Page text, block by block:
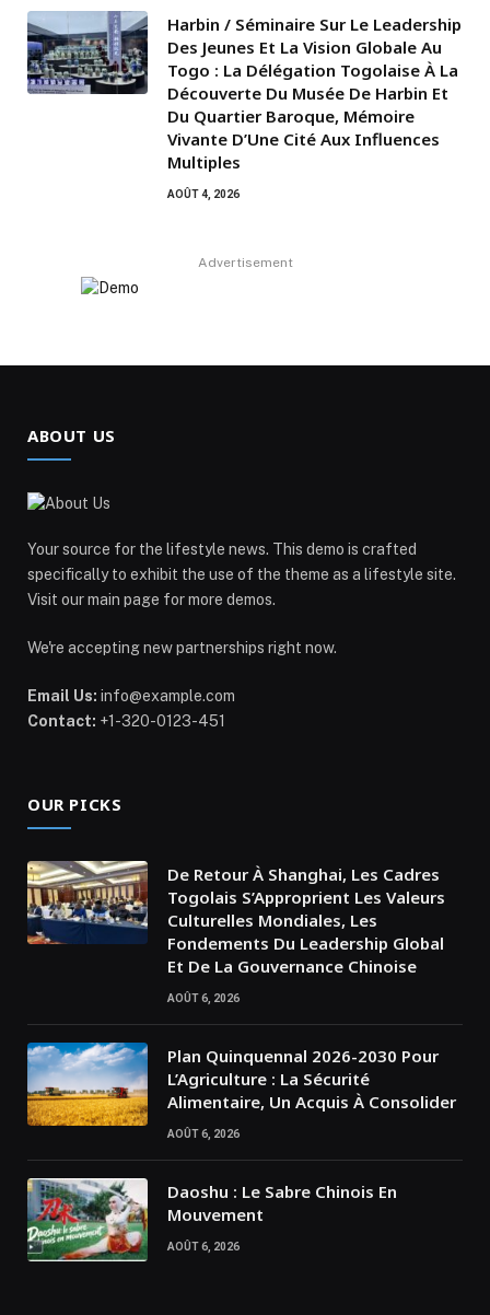
Harbin / Séminaire Sur Le Leadership
Des Jeunes Et La Vision Globale Au
Togo : La Délégation Togolaise À La
Découverte Du Musée De Harbin Et
Du Quartier Baroque, Mémoire
Vivante D’Une Cité Aux Influences
Multiples
AOÛT 4, 2026
Advertisement
ABOUT US
Your source for the lifestyle news. This demo is crafted
specifically to exhibit the use of the theme as a lifestyle site.
Visit our main page for more demos.
We're accepting new partnerships right now.
Email Us: info@example.com
Contact: +1-320-0123-451
OUR PICKS
De Retour À Shanghai, Les Cadres
Togolais S’Approprient Les Valeurs
Culturelles Mondiales, Les
Fondements Du Leadership Global
Et De La Gouvernance Chinoise
AOÛT 6, 2026
Plan Quinquennal 2026-2030 Pour
L’Agriculture : La Sécurité
Alimentaire, Un Acquis À Consolider
AOÛT 6, 2026
Daoshu : Le Sabre Chinois En
Mouvement
AOÛT 6, 2026